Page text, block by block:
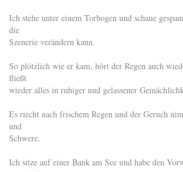
Ich stehe unter einem Torbogen und schaue
die
Szenerie verändern kann.
So plötzlich wie er kam, hört der Regen auch
fließt
wieder alles in ruhiger und gelassener
Es riecht nach frischem Regen und der Geruch
und
Schwere.
Ich sitze auf einer Bank am See und habe den